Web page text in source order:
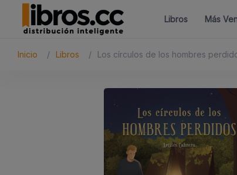
Libros Más
Inicio Libros Los círculos de los hombres